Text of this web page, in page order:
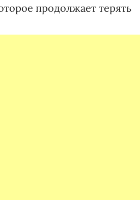
продолжает терять